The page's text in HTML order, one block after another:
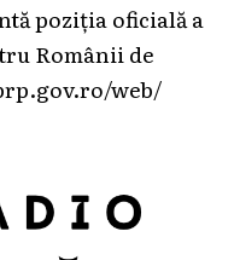
poziția oficială a
Românii de
web/